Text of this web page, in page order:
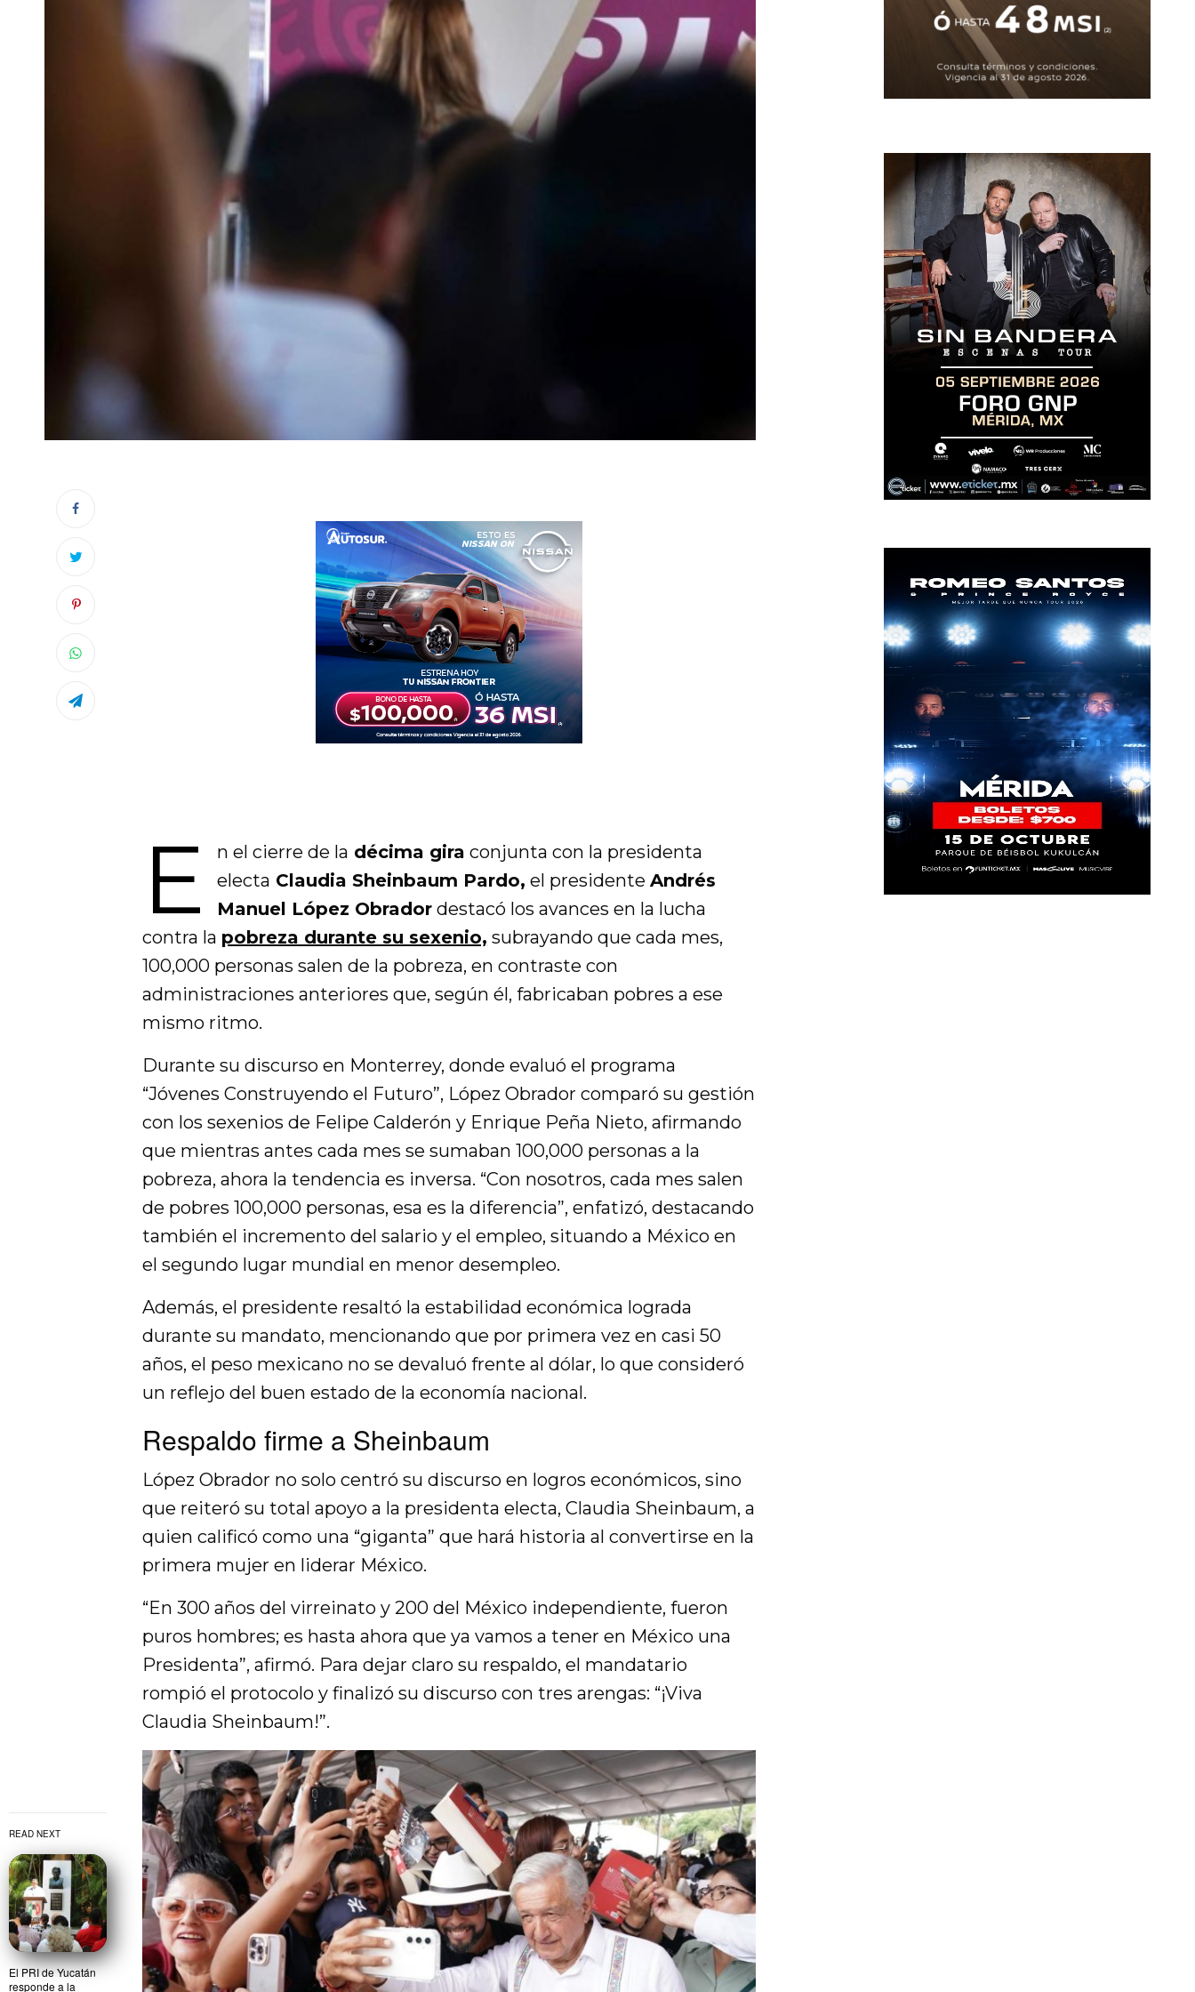
READ NEXT
El PRI de Yucatán
responde a la
E n el cierre de la décima gira conjunta con la presidenta
electa Claudia Sheinbaum Pardo, el presidente Andrés
Manuel López Obradordestacó los avances en la lucha
contra la pobreza durante su sexenio, subrayando que cada mes,
100,000 personas salen de la pobreza, en contraste con
administraciones anteriores que, según él, fabricaban pobres a ese
mismo ritmo.
Durante su discurso en Monterrey, donde evaluó el programa
“Jóvenes Construyendo el Futuro”, López Obrador comparó su gestión
con los sexenios de Felipe Calderón y Enrique Peña Nieto, afirmando
que mientras antes cada mes se sumaban 100,000 personas a la
pobreza, ahora la tendencia es inversa. “Con nosotros, cada mes salen
de pobres 100,000 personas, esa es la diferencia”, enfatizó, destacando
también el incremento del salario y el empleo, situando a México en
el segundo lugar mundial en menor desempleo.
Además, el presidente resaltó la estabilidad económica lograda
durante su mandato, mencionando que por primera vez en casi 50
años, el peso mexicano no se devaluó frente al dólar, lo que consideró
un reflejo del buen estado de la economía nacional.
Respaldo firme a Sheinbaum
López Obrador no solo centró su discurso en logros económicos, sino
que reiteró su total apoyo a la presidenta electa, Claudia Sheinbaum, a
quien calificó como una “giganta” que hará historia al convertirse en la
primera mujer en liderar México.
“En 300 años del virreinato y 200 del México independiente, fueron
puros hombres; es hasta ahora que ya vamos a tener en México una
Presidenta”, afirmó. Para dejar claro su respaldo, el mandatario
rompió el protocolo y finalizó su discurso con tres arengas: “¡Viva
Claudia Sheinbaum!”.